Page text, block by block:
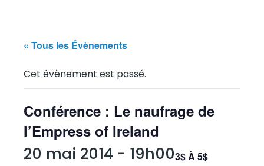
« Tous les Évènements
Cet évènement est passé.
Conférence : Le naufrage de
l’Empress of Ireland
20 mai 2014 - 19h003$ À 5$